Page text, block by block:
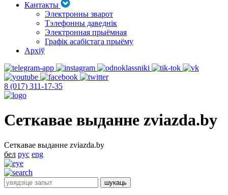
Кантакты
Электронны зварот
Тэлефонны даведнік
Электронная прыёмная
Графік асабістага прыёму
Архіў
8 (017) 311-17-35
Сеткавае выданне zviazda.by
Сеткавае выданне zviazda.by
бел рус eng